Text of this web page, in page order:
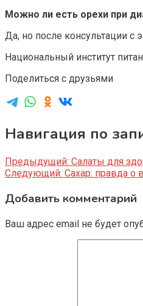
Можно ли есть орехи при
Да, но после консультации с
Национальный институт
Поделиться с друзьями
Навигация по
Предыдущий: Салаты для
Следующий: Сахар: правда о
Добавить комментарий
Ваш адрес email не будет